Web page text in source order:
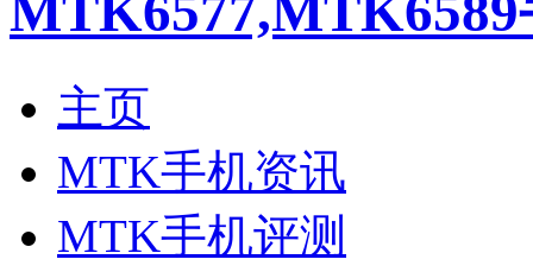
主页
MTK手机资讯
MTK手机评测